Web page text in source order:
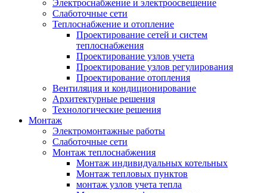
Электроснабжение и электроосвещение
Слаботочные сети
Теплоснабжение и отопление
Проектирование сетей и систем
теплоснабжения
Проектирование узлов учета
Проектирование узлов регулирования
Проектирование отопления
Вентиляция и кондиционирование
Архитектурные решения
Технологические решения
Монтаж
Электромонтажные работы
Слаботочные сети
Монтаж теплоснабжения
Монтаж индивидуальных котельных
Монтаж тепловых пунктов
монтаж узлов учета тепла